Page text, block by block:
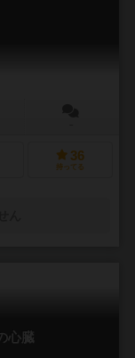
36
持ってる
心臓